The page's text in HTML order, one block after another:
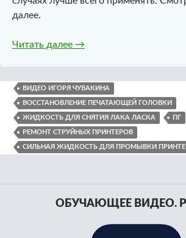
далее.
Читать далее Сильная жидкость для
→
ВИДЕО ИГОРЯ ЧУВАКИНА
ВОССТАНОВЛЕНИЕ ПЕЧАТАЮЩЕЙ ГОЛОВКИ
ЖИДКОСТЬ ДЛЯ СНЯТИЯ ЛАКА ЛАСКА ПГ
РЕМОНТ СТРУЙНЫХ ПРИНТЕРОВ
СИЛЬНАЯ ЖИДКОСТЬ ДЛЯ ПРОМЫВКИ
ОБУЧАЮЩЕЕ ВИДЕО.